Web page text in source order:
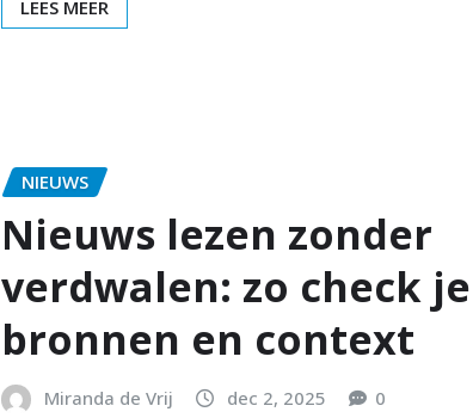
LEES MEER
NIEUWS
Nieuws lezen zonder
verdwalen: zo check je
bronnen en context
Miranda de Vrij dec 2, 2025 0